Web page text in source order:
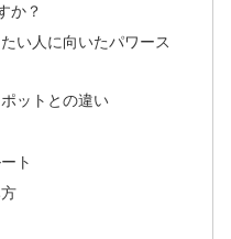
か？
い人に向いたパワース
ットとの違い
ト